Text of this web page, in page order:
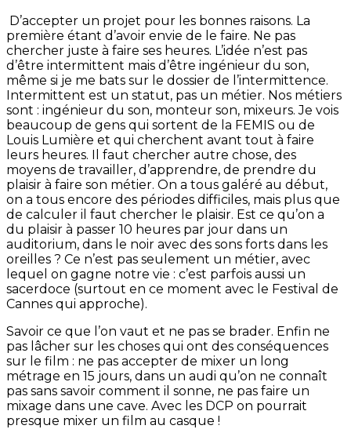
D’accepter un projet pour les bonnes raisons. La
première étant d’avoir envie de le faire. Ne pas
chercher juste à faire ses heures. L’idée n’est pas
d’être intermittent mais d’être ingénieur du son,
même si je me bats sur le dossier de l’intermittence.
Intermittent est un statut, pas un métier. Nos métiers
sont : ingénieur du son, monteur son, mixeurs. Je vois
beaucoup de gens qui sortent de la FEMIS ou de
Louis Lumière et qui cherchent avant tout à faire
leurs heures. Il faut chercher autre chose, des
moyens de travailler, d’apprendre, de prendre du
plaisir à faire son métier. On a tous galéré au début,
on a tous encore des périodes difficiles, mais plus que
de calculer il faut chercher le plaisir. Est ce qu’on a
du plaisir à passer 10 heures par jour dans un
auditorium, dans le noir avec des sons forts dans les
oreilles ? Ce n’est pas seulement un métier, avec
lequel on gagne notre vie : c’est parfois aussi un
sacerdoce (surtout en ce moment avec le Festival de
Cannes qui approche).
Savoir ce que l’on vaut et ne pas se brader. Enfin ne
pas lâcher sur les choses qui ont des conséquences
sur le film : ne pas accepter de mixer un long
métrage en 15 jours, dans un audi qu’on ne connaît
pas sans savoir comment il sonne, ne pas faire un
mixage dans une cave. Avec les DCP on pourrait
presque mixer un film au casque !